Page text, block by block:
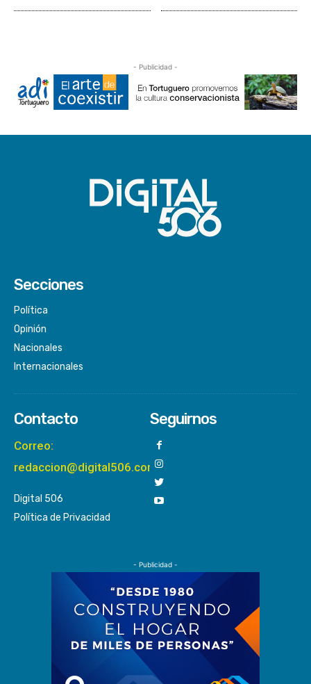
- Publicidad -
Secciones
Política
Opinión
Nacionales
Internacionales
Contacto
Correo:
redaccion@digital506.com
Digital 506
Política de Privacidad
Seguirnos
- Publicidad -